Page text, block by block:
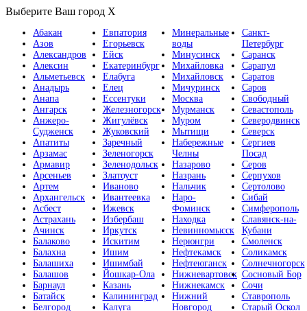
Выберите Ваш город X
Абакан
Азов
Александров
Алексин
Альметьевск
Анадырь
Анапа
Ангарск
Анжеро-
Судженск
Апатиты
Арзамас
Армавир
Арсеньев
Артем
Архангельск
Асбест
Астрахань
Ачинск
Балаково
Балахна
Балашиха
Балашов
Барнаул
Батайск
Белгород
Евпатория
Егорьевск
Ейск
Екатеринбург
Елабуга
Елец
Ессентуки
Железногорск
Жигулёвск
Жуковский
Заречный
Зеленогорск
Зеленодольск
Златоуст
Иваново
Ивантеевка
Ижевск
Избербаш
Иркутск
Искитим
Ишим
Ишимбай
Йошкар-Ола
Казань
Калининград
Калуга
Минеральные
воды
Минусинск
Михайловка
Михайловск
Мичуринск
Москва
Мурманск
Муром
Мытищи
Набережные
Челны
Назарово
Назрань
Нальчик
Наро-
Фоминск
Находка
Невинномысск
Нерюнгри
Нефтекамск
Нефтеюганск
Нижневартовск
Нижнекамск
Нижний
Новгород
Санкт-
Петербург
Саранск
Сарапул
Саратов
Саров
Свободный
Севастополь
Северодвинск
Северск
Сергиев
Посад
Серов
Серпухов
Сертолово
Сибай
Симферополь
Славянск-на-
Кубани
Смоленск
Соликамск
Солнечногорск
Сосновый Бор
Сочи
Ставрополь
Старый Оскол